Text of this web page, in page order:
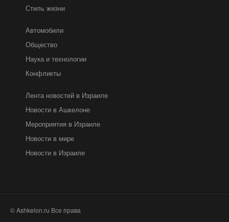
Стиль жизни
Автомобили
Общество
Наука и технологии
Конфликты
Лента новостей в Израиле
Новости в Ашкелоне
Мероприятия в Израиле
Новости в мире
Новости в Израиле
© Ashkelon.ru Все права